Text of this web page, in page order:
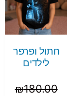
חתול ופרפר
לילדים
₪180.00